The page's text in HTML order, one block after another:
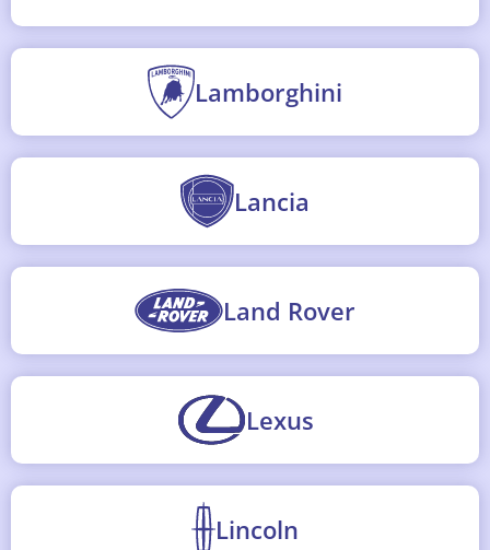
Lamborghini
Lancia
Land Rover
Lexus
Lincoln